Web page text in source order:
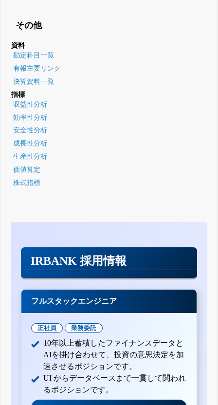
その他
資料
勘定科目一覧
有報主要リンク
決算資料一覧
指標
収益性分析
効率性分析
安全性分析
成長性分析
生産性分析
価値算定
株式指標
IRBANK 採用情報
フルスタックエンジニア
正社員 業務委託
10年以上蓄積したファイナンスデータと
AIを掛け合わせて、投資の意思決定を加
速させるポジションです。
UI からデータベースまで一貫して関われ
るポジションです。